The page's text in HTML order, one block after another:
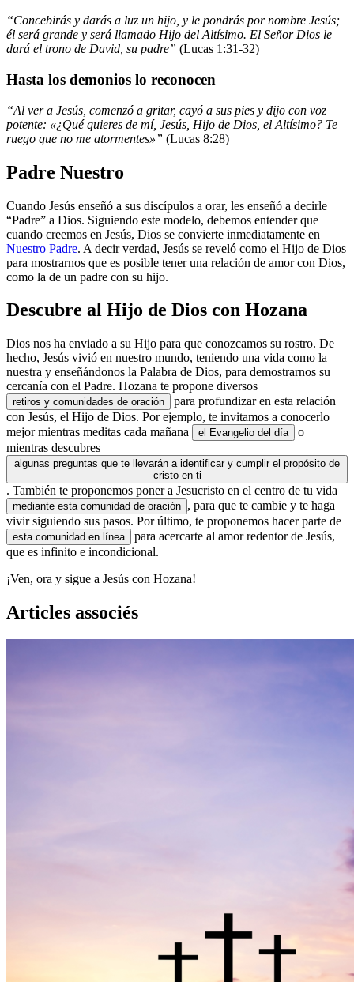
“Concebirás y darás a luz un hijo, y le pondrás por nombre Jesús;
él será grande y será llamado Hijo del Altísimo. El Señor Dios le
dará el trono de David, su padre” (Lucas 1:31-32)
Hasta los demonios lo reconocen
“Al ver a Jesús, comenzó a gritar, cayó a sus pies y dijo con voz
potente: «¿Qué quieres de mí, Jesús, Hijo de Dios, el Altísimo? Te
ruego que no me atormentes»” (Lucas 8:28)
Padre Nuestro
Cuando Jesús enseñó a sus discípulos a orar, les enseñó a decirle
“Padre” a Dios. Siguiendo este modelo, debemos entender que
cuando creemos en Jesús, Dios se convierte inmediatamente en
Nuestro Padre. A decir verdad, Jesús se reveló como el Hijo de Dios
para mostrarnos que es posible tener una relación de amor con Dios,
como la de un padre con su hijo.
Descubre al Hijo de Dios con Hozana
Dios nos ha enviado a su Hijo para que conozcamos su rostro. De
hecho, Jesús vivió en nuestro mundo, teniendo una vida como la
nuestra y enseñándonos la Palabra de Dios, para demostrarnos su
cercanía con el Padre. Hozana te propone diversos
retiros y comunidades de oración
para profundizar en esta relación
con Jesús, el Hijo de Dios. Por ejemplo, te invitamos a conocerlo
mejor mientras meditas cada mañana
el Evangelio del día
o
mientras descubres
algunas preguntas que te llevarán a identificar y cumplir el propósito de
cristo en ti
. También te proponemos poner a Jesucristo en el centro de tu vida
mediante esta comunidad de oración , para que te cambie y te haga
vivir siguiendo sus pasos. Por último, te proponemos hacer parte de
esta comunidad en línea
para acercarte al amor redentor de Jesús,
que es infinito e incondicional.
¡Ven, ora y sigue a Jesús con Hozana!
Articles associés